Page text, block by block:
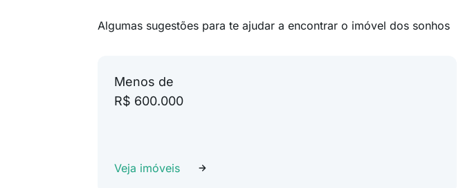
Algumas sugestões para te ajudar a encontrar o imóvel dos sonhos
Menos de
R$ 600.000
Veja imóveis